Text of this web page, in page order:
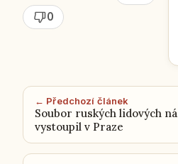
0
← Předchozí článek
Soubor ruských lidových
vystoupil v Praze